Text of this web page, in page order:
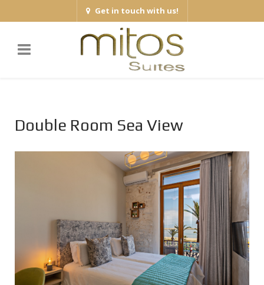
Get in touch with us!
Double Room Sea View